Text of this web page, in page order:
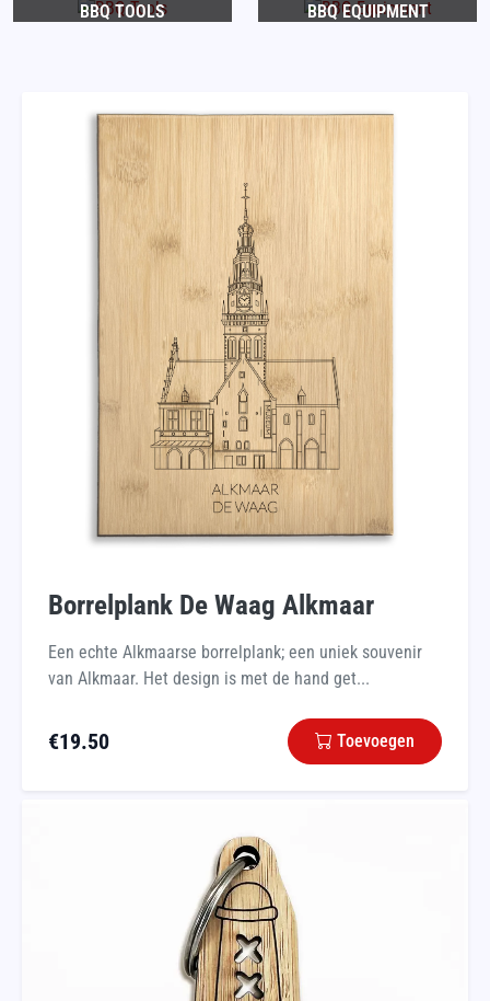
BBQ TOOLS BBQ EQUIPMENT
Borrelplank De Waag Alkmaar
Een echte Alkmaarse borrelplank; een uniek souvenir
van Alkmaar. Het design is met de hand get...
€19.50 Toevoegen